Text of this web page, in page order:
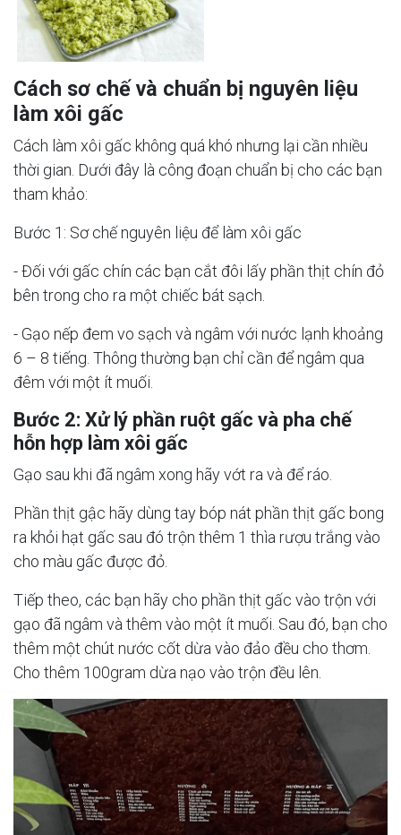
Cách sơ chế và chuẩn bị nguyên liệu
làm xôi gấc
Cách làm xôi gấc không quá khó nhưng lại cần nhiều
thời gian. Dưới đây là công đoạn chuẩn bị cho các bạn
tham khảo:
Bước 1: Sơ chế nguyên liệu để làm xôi gấc
- Đối với gấc chín các bạn cắt đôi lấy phần thịt chín đỏ
bên trong cho ra một chiếc bát sạch.
- Gạo nếp đem vo sạch và ngâm với nước lạnh khoảng
6 – 8 tiếng. Thông thường bạn chỉ cần để ngâm qua
đêm với một ít muối.
Bước 2: Xử lý phần ruột gấc và pha chế
hỗn hợp làm xôi gấc
Gạo sau khi đã ngâm xong hãy vớt ra và để ráo.
Phần thịt gậc hãy dùng tay bóp nát phần thịt gấc bong
ra khỏi hạt gấc sau đó trộn thêm 1 thìa rượu trắng vào
cho màu gấc được đỏ.
Tiếp theo, các bạn hãy cho phần thịt gấc vào trộn với
gạo đã ngâm và thêm vào một ít muối. Sau đó, bạn cho
thêm một chút nước cốt dừa vào đảo đều cho thơm.
Cho thêm 100gram dừa nạo vào trộn đều lên.